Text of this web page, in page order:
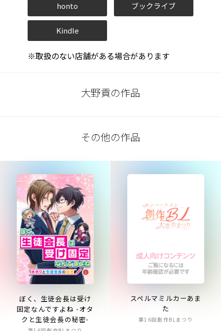
honto ブックライブ
Kindle
※取扱のない店舗がある場合があります
大野貢の作品
その他の作品
ぼく、生徒会長は受け
固定なんですよね -オタ
クと生徒会長の秘密-
スペルマミルカーあま
た
第16回創作BLまつり